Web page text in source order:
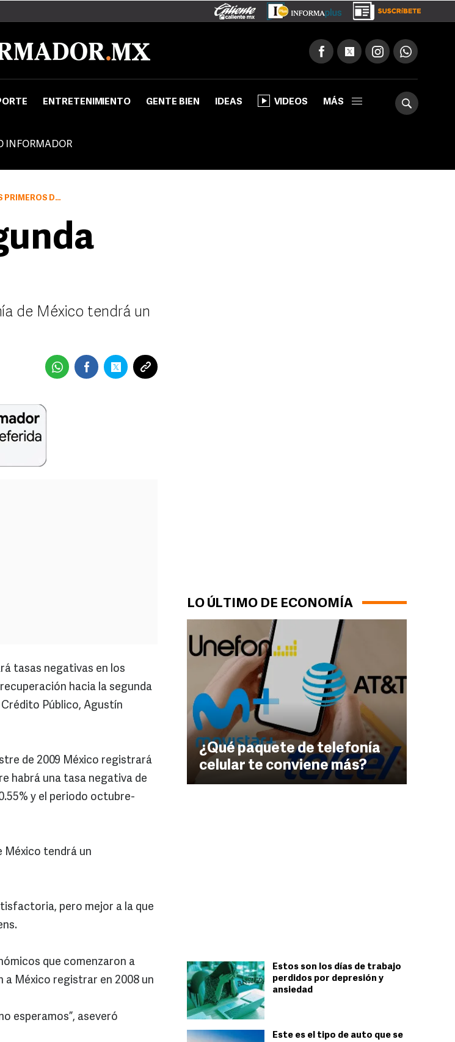
ENTRETENIMIENTO GENTE BIEN IDEAS VIDEOS MÁS
INFORMADOR
LO ÚLTIMO DE ECONOMÍA
¿Qué paquete de telefonía
celular te conviene más?
Estos son los días de trabajo
perdidos por depresión y
ansiedad
Este es el tipo de auto que se
DEL AÑO
de México tendrá un
tasas negativas en los
hacia la segunda
Público, Agustín
de 2009 México registrará
habrá una tasa negativa de
y el periodo octubre-
México tendrá un
pero mejor a la que
que comenzaron a
a México registrar en 2008 un
esperamos”, aseveró